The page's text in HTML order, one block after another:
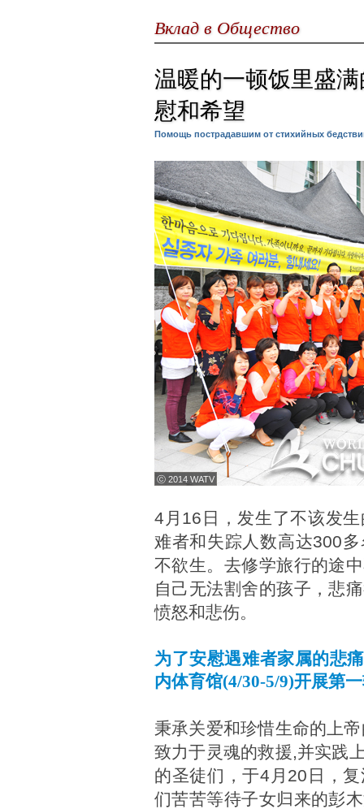
Вклад в Общество
温暖的一顿饭里盛
慰和希望
Помощь пострадавшим от стихийных
ⓒ 2014 WATV
4月16日，发生了不该发
难者和失踪人数高达300
不欲生。去修学旅行的途
自己无法割舍的孩子，悲
愤怒和悲伤。
为了安慰遇难者家属的悲
内体育馆(4/30-5/9)开展第
秉承关爱和珍惜生命的上
致力于灵魂的救援,并实践
的圣徒们，于4月20日，
们苦苦等待子女归来的彭